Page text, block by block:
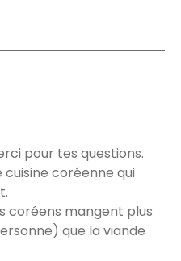
pour tes questions.
cuisine coréenne qui
coréens mangent plus
que la viande